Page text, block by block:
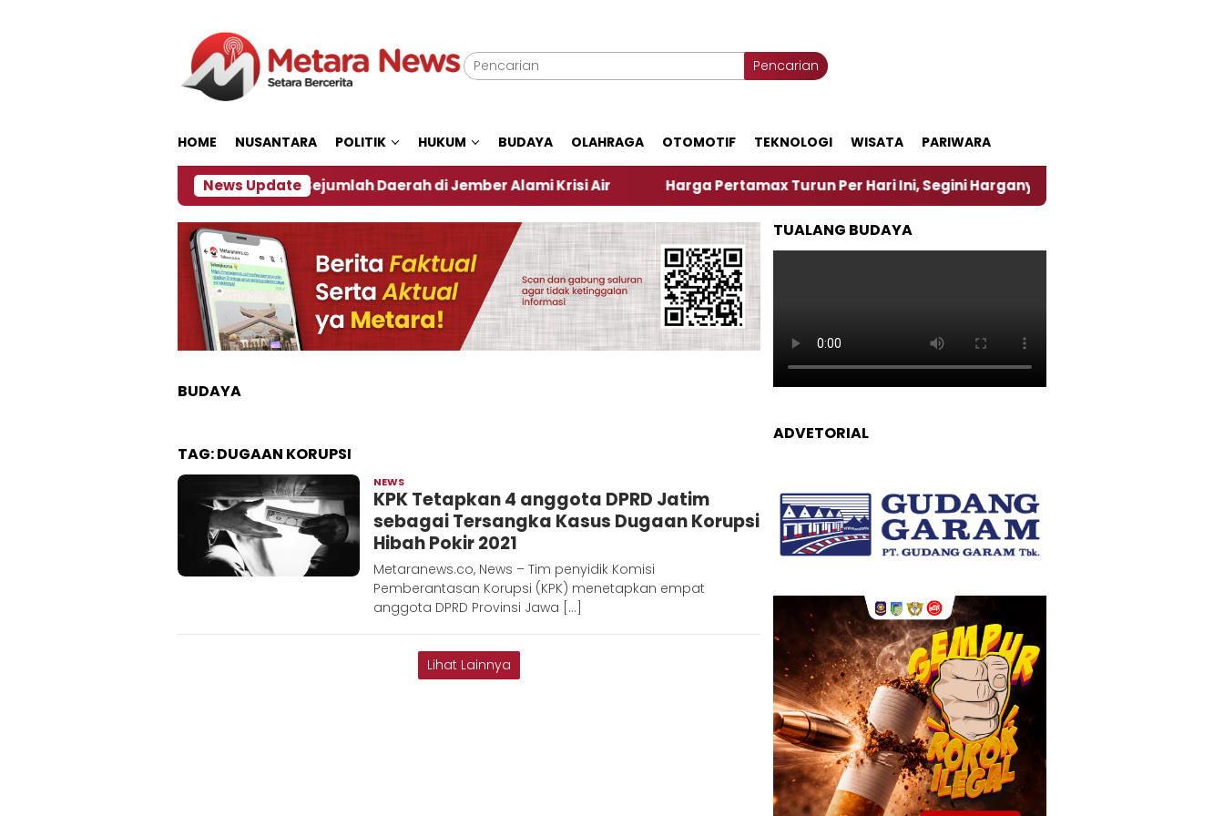
Pencarian
HOME NUSANTARA POLITIK HUKUM BUDAYA OLAHRAGA OTOMOTIF TEKNOLOGI WISATA PARIWARA
News Update
Dampak El Nino, Sejumlah Daerah di Jember Alami Krisi Air Harga Pertamax Turun Per Hari Ini, Segini Harganya ‎Nasirun Maestro Lukis
BUDAYA
TAG:DUGAAN KORUPSI
NEWS
D
KPK Tetapkan 4 anggota DPRD Jatim
sebagai Tersangka Kasus Dugaan Korupsi
Hibah Pokir 2021
Metaranews.co, News – Tim penyidik Komisi
Pemberantasan Korupsi (KPK) menetapkan empat
anggota DPRD Provinsi Jawa […]
Lihat Lainnya
TUALANG BUDAYA
ADVETORIAL